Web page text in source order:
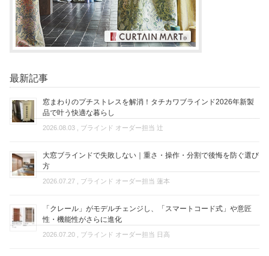
最新記事
窓まわりのプチストレスを解消！タチカワブラインド2026年新製
品で叶う快適な暮らし
2026.08.03 , ブラインド オーダー担当 辻
大窓ブラインドで失敗しない｜重さ・操作・分割で後悔を防ぐ選び
方
2026.07.27 , ブラインド オーダー担当 蓮本
「クレール」がモデルチェンジし、「スマートコード式」や意匠
性・機能性がさらに進化
2026.07.20 , ブラインド オーダー担当 日高